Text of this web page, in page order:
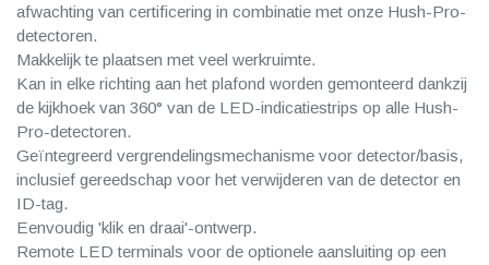
afwachting van certificering in combinatie met onze Hush-Pro-
detectoren.
Makkelijk te plaatsen met veel werkruimte.
Kan in elke richting aan het plafond worden gemonteerd dankzij
de kijkhoek van 360° van de LED-indicatiestrips op alle Hush-
Pro-detectoren.
Geïntegreerd vergrendelingsmechanisme voor detector/basis,
inclusief gereedschap voor het verwijderen van de detector en
ID-tag.
Eenvoudig 'klik en draai'-ontwerp.
Remote LED terminals voor de optionele aansluiting op een